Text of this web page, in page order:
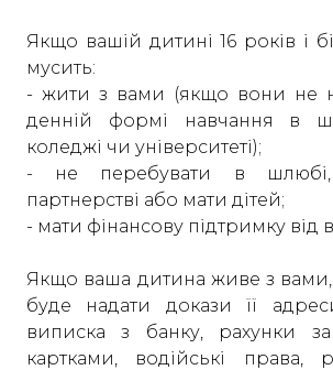
Якщо вашій дитині 16 років і
мусить:
- жити з вами (якщо вони не
денній формі навчання в
коледжі чи університеті);
- не перебувати в шлюбі,
партнерстві або мати дітей;
- мати фінансову підтримку від
Якщо ваша дитина живе з
буде надати докази її
виписка з банку, рахунки
картками, водійські права,